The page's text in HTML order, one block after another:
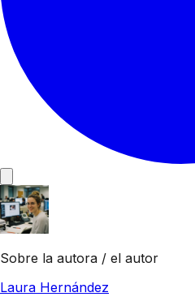
Sobre la autora / el autor
Laura Hernández